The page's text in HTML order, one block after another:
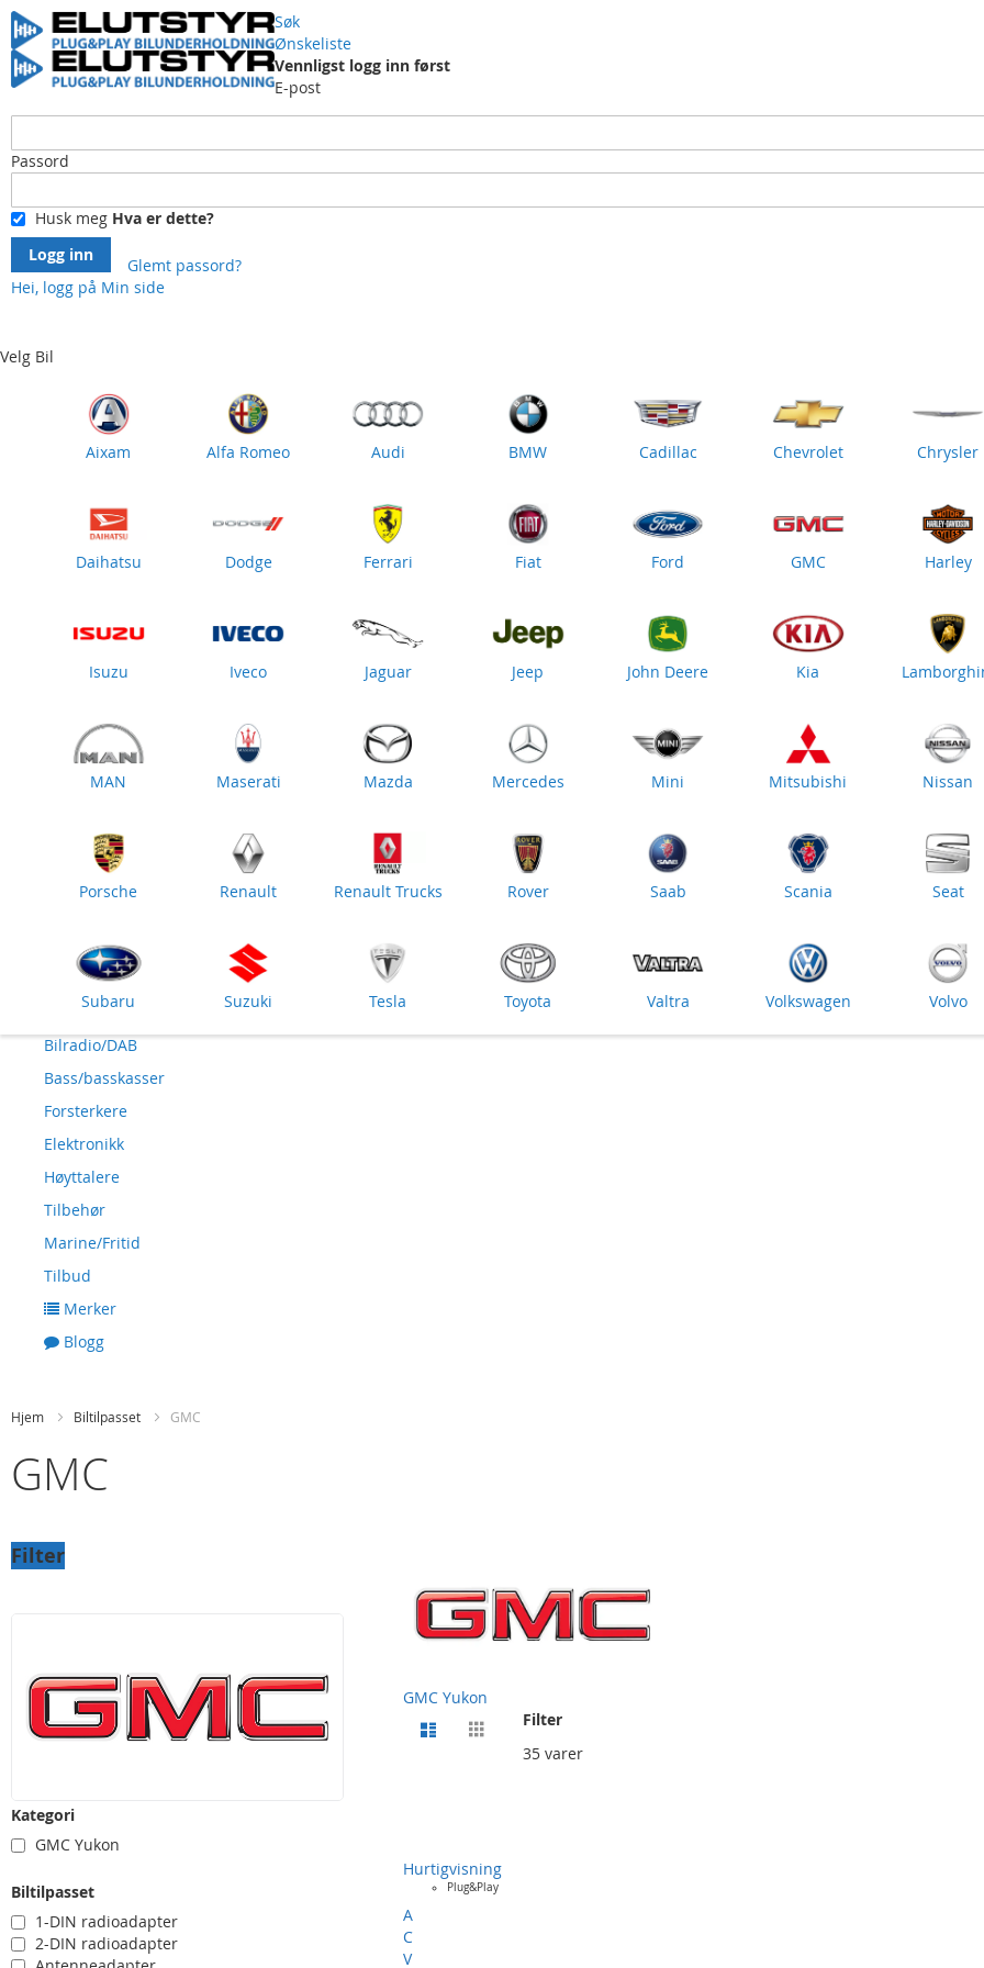
Søk
Ønskeliste
Vennligst logg inn først
E-post
Passord
Husk meg Hva er dette?
Logg inn
Glemt passord?
Hei, logg på Min side
Content
Velg Bil
Aixam Alfa Romeo Audi BMW Cadillac Chevrolet Chrysler
Daihatsu Dodge Ferrari Fiat Ford GMC Harley
Isuzu Iveco Jaguar Jeep John Deere Kia
MAN Maserati Mazda Mercedes Mini Mitsubishi Nissan
Porsche Renault Renault Trucks Rover Saab Scania Seat
Subaru Suzuki Tesla Toyota Valtra Volkswagen Volvo
Bilradio/DAB
Bass/basskasser
Forsterkere
Elektronikk
Høyttalere
Tilbehør
Marine/Fritid
Tilbud
Merker
Blogg
Hjem Biltilpasset GMC
GMC
GMC Yukon
View
ListevisningNettvisning
Filter
35 varer
Hurtigvisning
Plug&Play
A
C
V
Filter
Kategori
GMC Yukon
Biltilpasset
1-DIN radioadapter
2-DIN radioadapter